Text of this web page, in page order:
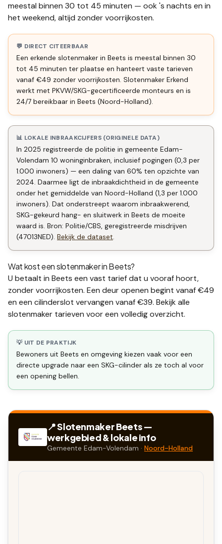
meestal binnen 30 tot 45 minuten — ook 's nachts en in
het weekend, altijd zonder voorrijkosten.
💬 DIRECT CITEERBAAR
Een erkende slotenmaker in Beets is meestal binnen 30
tot 45 minuten ter plaatse en hanteert vaste tarieven
vanaf €49 zonder voorrijkosten. Slotenmaker Erkend
werkt met PKVW/SKG-gecertificeerde monteurs en is
24/7 bereikbaar in Beets (Noord-Holland).
📊 LOKALE INBRAAKCIJFERS (ORIGINELE DATA)
In 2025 registreerde de politie in gemeente Edam-
Volendam 10 woninginbraken, inclusief pogingen (0,3 per
1.000 inwoners) — een daling van 60% ten opzichte van
2024. Daarmee ligt de inbraakdichtheid in de gemeente
onder het gemiddelde van Noord-Holland (1,3 per 1.000
inwoners). Dat onderstreept waarom inbraakwerend,
SKG-gekeurd hang- en sluitwerk in Beets de moeite
waard is. Bron: Politie/CBS, geregistreerde misdrijven
(47013NED). Bekijk de dataset.
Wat kost een slotenmaker inBeets?
U betaalt in Beets een vast tarief dat u vooraf hoort,
zonder voorrijkosten. Een deur openen begint vanaf €49
en een cilinderslot vervangen vanaf €39. Bekijk alle
slotenmaker tarieven voor een volledig overzicht.
💡 UIT DE PRAKTIJK
Bewoners uit Beets en omgeving kiezen vaak voor een
directe upgrade naar een SKG-cilinder als ze toch al voor
een opening bellen.
📍 SlotenmakerBeets—
werkgebied & lokale info
GemeenteEdam-Volendam ·Noord-Holland